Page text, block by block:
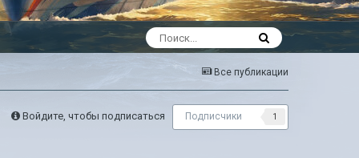
Все публикации
Войдите, чтобы подписаться Подписчики 1